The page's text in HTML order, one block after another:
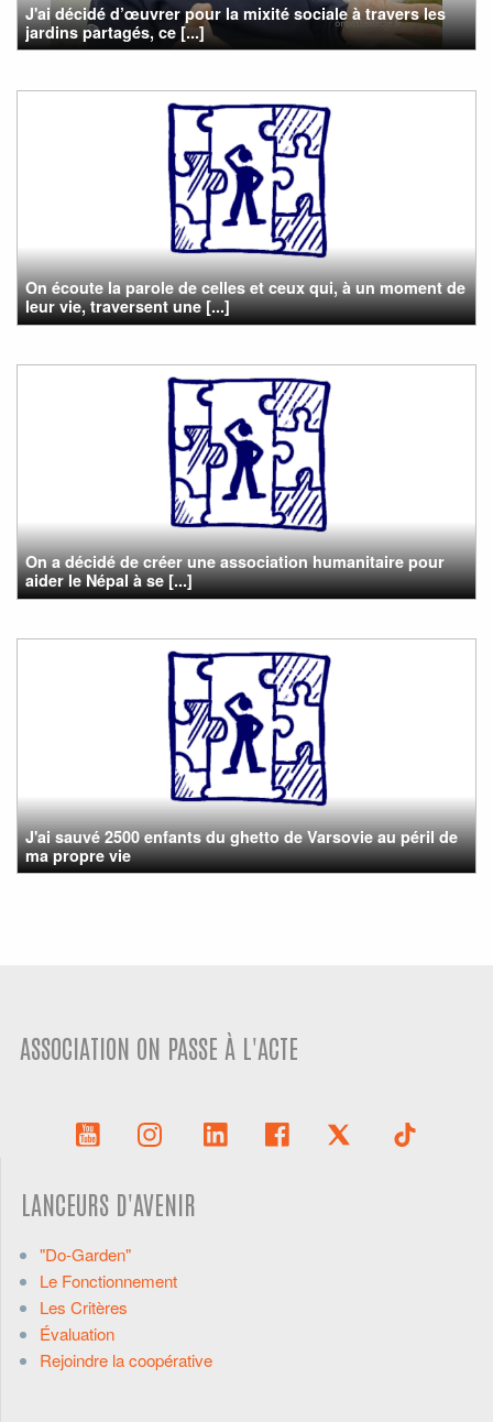
J'ai décidé d’œuvrer pour la mixité sociale à travers les
jardins partagés, ce [...]
On écoute la parole de celles et ceux qui, à un moment de
leur vie, traversent une [...]
On a décidé de créer une association humanitaire pour
aider le Népal à se [...]
J'ai sauvé 2500 enfants du ghetto de Varsovie au péril de
ma propre vie
ASSOCIATION ON PASSE À L'ACTE
LANCEURS D'AVENIR
"Do-Garden"
Le Fonctionnement
Les Critères
Évaluation
Rejoindre la coopérative